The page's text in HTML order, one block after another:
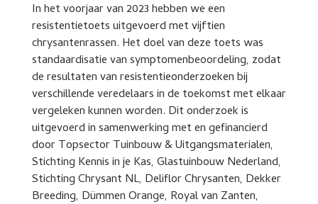
In het voorjaar van 2023 hebben we een
resistentietoets uitgevoerd met vijftien
chrysantenrassen. Het doel van deze toets was
standaardisatie van symptomenbeoordeling, zodat
de resultaten van resistentieonderzoeken bij
verschillende veredelaars in de toekomst met elkaar
vergeleken kunnen worden. Dit onderzoek is
uitgevoerd in samenwerking met en gefinancierd
door Topsector Tuinbouw & Uitgangsmaterialen,
Stichting Kennis in je Kas, Glastuinbouw Nederland,
Stichting Chrysant NL, Deliflor Chrysanten, Dekker
Breeding, Dümmen Orange, Royal van Zanten,